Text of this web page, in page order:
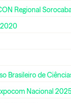
Regional
2020
Brasileiro de
Nacional